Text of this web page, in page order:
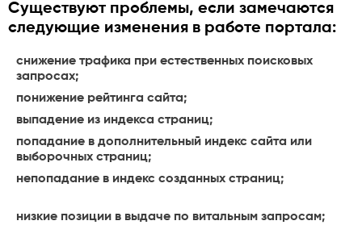
Существуют проблемы, если замечаются
следующие изменения в работе портала:
снижение трафика при естественных поисковых
запросах;
понижение рейтинга сайта;
выпадение из индекса страниц;
попадание в дополнительный индекс сайта или
выборочных страниц;
непопадание в индекс созданных страниц;
низкие позиции в выдаче по витальным запросам;